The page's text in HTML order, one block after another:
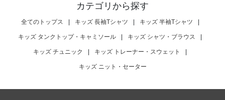
カテゴリから探す
全てのトップス | キッズ 長袖Tシャツ | キッズ 半袖Tシャツ |
キッズ タンクトップ・キャミソール | キッズ シャツ・ブラウス |
キッズ チュニック | キッズ トレーナー・スウェット |
キッズ ニット・セーター